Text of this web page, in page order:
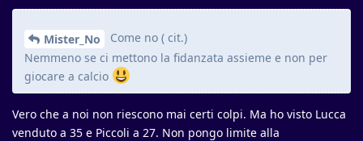
Mister_No
Come no ( cit.)
Nemmeno se ci mettono la fidanzata assieme e non per
giocare a calcio
Vero che a noi non riescono mai certi colpi. Ma ho visto Lucca
venduto a 35 e Piccoli a 27. Non pongo limite alla